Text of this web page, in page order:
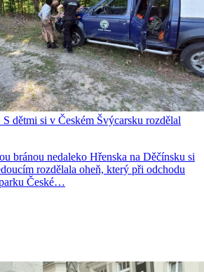
dětmi si v Českém Švýcarsku rozdělal
bránou nedaleko Hřenska na Děčínsku si
rozdělala oheň, který při odchodu
České…